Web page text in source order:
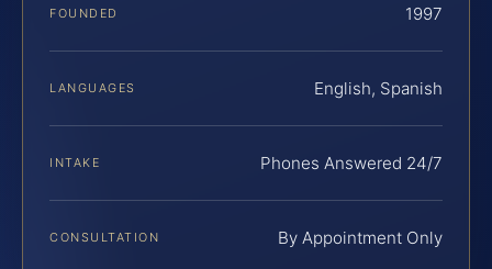
FOUNDED 1997
LANGUAGES English, Spanish
INTAKE Phones Answered 24/7
CONSULTATION By Appointment Only